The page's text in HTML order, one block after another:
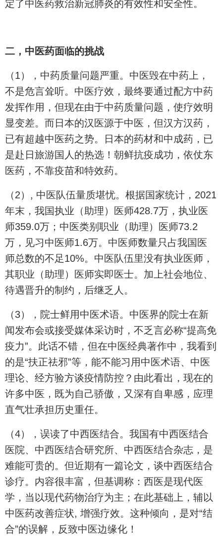
定了中医药救治新冠肺炎的有效性和安全性。
二，中医药面临的挑战
（1），中药质量问题严重。中医毁在中药上，
不是危言耸听。中医疗效，最终要通过配方中药
发挥作用，但现在由于中药质量问题，使疗效明
显变差。而日本的汉医源于中医，但汉方汉药，
已有超越中医药之势。日本的药材和中成药，已
是赴日旅游国人的热选！朝鲜抗疫成功，依仗东
医药，不靠疫苗和特效药。
（2）, 中医队伍量质堪忧。根据国家统计，2021
年末，我国执业（助理）医师428.7万，执业医
师359.0万；中医类别职业（助理）医师73.2
万，见习中医师1.6万。中医师数量只占我国医
师总数的不足10%。中医队伍里没有执业医师，
其职业（助理）医师实即医士。加上社会地位、
待遇晋升的制约，后继乏人。
（3），院士鲜用中医术语。中医界的院士在新
闻发布会或接受媒体采访时，不乏言必称“提高免
疫力”。此话不错，但在中医经典著作中，我看到
的是“扶正祛邪”等，能不能习用中医术语、中医
理论、经方验方谈疫情防控？由此看出，现在的
许多中医，既为自己骄傲，又深有自卑感，应理
直气壮承担历史重任。
（4），误读了中西医结合。我国有中西医结合
医院、中西医结合研究所、中西医结合杂志，是
难能可贵的。但近期有一篇论文，谈中西医结合
诊疗。内容很丰富，但基调称：西医是现代医
学，当以现代药物治疗为主；在此基础上，辅以
中医药改善症状, 增强疗效。这种倾向，是对“结
合”的误解，反致中医边缘化！